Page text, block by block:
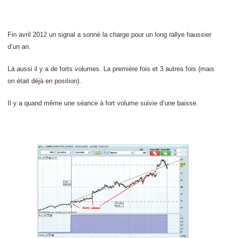
Fin avril 2012 un signal a sonné la charge pour un long rallye haussier
d’un an.
Là aussi il y a de forts volumes. La première fois et 3 autres fois (mais
on était déjà en position).
Il y a quand même une séance à fort volume suivie d’une baisse.